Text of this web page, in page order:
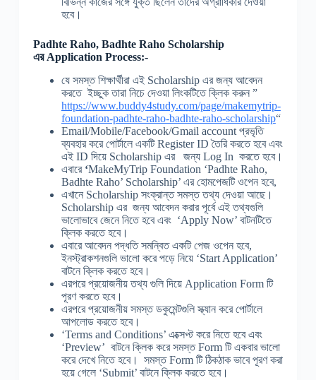
হবে।
Padhte Raho, Badhte Raho Scholarship
এর Application Process:-
যে সমস্ত শিক্ষার্থীরা এই Scholarship এর জন্য আবেদন
করতে ইচ্ছুক তারা নিচে দেওয়া লিংকটিতে ক্লিক করুন ”
https://www.buddy4study.com/page/makemytrip-
foundation-padhte-raho-badhte-raho-scholarship“
Email/Mobile/Facebook/Gmail account প্রভৃতি
ব্যবহার করে পোর্টালে একটি Register ID তৈরি করতে হবে এবং
এই ID দিয়ে Scholarship এর জন্য Log In করতে হবে।
এবারে ‘MakeMyTrip Foundation ‘Padhte Raho,
Badhte Raho’ Scholarship’ এর হোমপেজটি ওপেন হবে,
এখানে Scholarship সংক্রান্ত সমস্ত তথ্য দেওয়া আছে।
Scholarship এর জন্য আবেদন করার পূর্বে এই তথ্যগুলি
ভালোভাবে জেনে নিতে হবে এবং ‘Apply Now’ বাটনটিতে
ক্লিক করতে হবে।
এবারে আবেদন পদ্ধতি সমন্বিত একটি পেজ ওপেন হবে,
ইনস্ট্রাকশনগুলি ভালো করে পড়ে নিয়ে ‘Start Application’
বাটনে ক্লিক করতে হবে।
এরপরে প্রয়োজনীয় তথ্য গুলি দিয়ে Application Form টি
পূরণ করতে হবে।
এরপরে প্রয়োজনীয় সমস্ত ডকুমেন্টগুলি স্ক্যান করে পোর্টালে
আপলোড করতে হবে।
‘Terms and Conditions’ এক্সেপ্ট করে নিতে হবে এবং
‘Preview’ বাটনে ক্লিক করে সমস্ত Form টি একবার ভালো
করে দেখে নিতে হবে। সমস্ত Form টি ঠিকঠাক ভাবে পূরণ করা
হয়ে গেলে ‘Submit’ বাটনে ক্লিক করতে হবে।